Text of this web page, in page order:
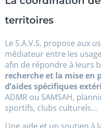
territoires
Le S.A.V.S. propose aux
médiateur entre les
afin de répondre à leurs
recherche et la mise en
d’aides spécifiques
ADMR ou SAMSAH,
sportifs, clubs culturels…